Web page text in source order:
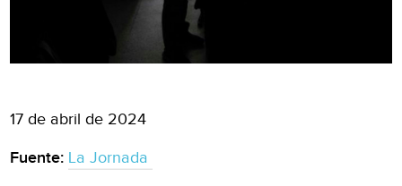
17 de abril de 2024
Fuente: La Jornada